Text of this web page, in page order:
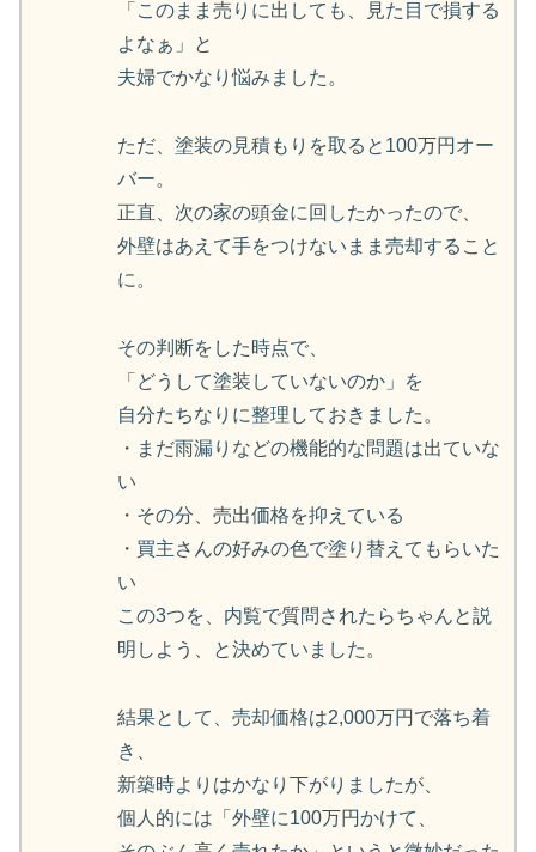
「このまま売りに出しても、見た目で損する
よなぁ」と
夫婦でかなり悩みました。
ただ、塗装の見積もりを取ると100万円オー
バー。
正直、次の家の頭金に回したかったので、
外壁はあえて手をつけないまま売却すること
に。
その判断をした時点で、
「どうして塗装していないのか」を
自分たちなりに整理しておきました。
・まだ雨漏りなどの機能的な問題は出ていな
い
・その分、売出価格を抑えている
・買主さんの好みの色で塗り替えてもらいた
い
この3つを、内覧で質問されたらちゃんと説
明しよう、と決めていました。
結果として、売却価格は2,000万円で落ち着
き、
新築時よりはかなり下がりましたが、
個人的には「外壁に100万円かけて、